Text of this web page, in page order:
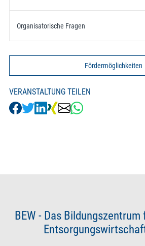
Organisatorische Fragen
Fördermöglichkeiten
VERANSTALTUNG TEILEN
BEW - Das Bildungszentrum